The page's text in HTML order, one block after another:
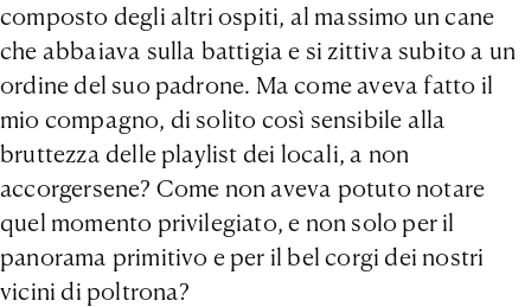
composto degli altri ospiti, al massimo un cane
che abbaiava sulla battigia e si zittiva subito a un
ordine del suo padrone. Ma come aveva fatto il
mio compagno, di solito così sensibile alla
bruttezza delle playlist dei locali, a non
accorgersene? Come non aveva potuto notare
quel momento privilegiato, e non solo per il
panorama primitivo e per il bel corgi dei nostri
vicini di poltrona?